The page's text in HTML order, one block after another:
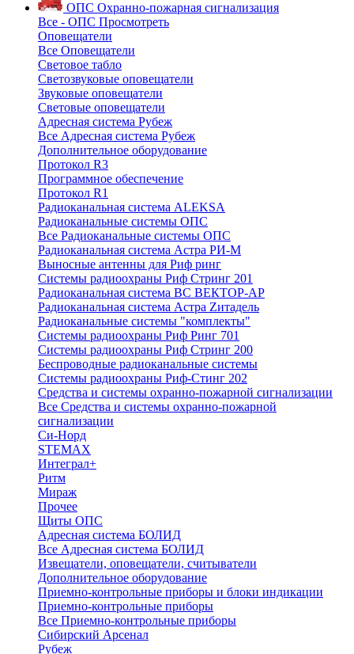
ОПС Охранно-пожарная сигнализация
Все - ОПС Просмотреть
Оповещатели
Все Оповещатели
Световое табло
Светозвуковые оповещатели
Звуковые оповещатели
Световые оповещатели
Адресная система Рубеж
Все Адресная система Рубеж
Дополнительное оборудование
Протокол R3
Программное обеспечение
Протокол R1
Радиоканальная система ALEKSA
Радиоканальные системы ОПС
Все Радиоканальные системы ОПС
Радиоканальная система Астра РИ-М
Выносные антенны для Риф ринг
Системы радиоохраны Риф Стринг 201
Радиоканальная система ВС ВЕКТОР-АР
Радиоканальная система Астра Zитадель
Радиоканальные системы "комплекты"
Системы радиоохраны Риф Ринг 701
Системы радиоохраны Риф Стринг 200
Беспроводные радиоканальные системы
Системы радиоохраны Риф-Стинг 202
Средства и системы охранно-пожарной сигнализации
Все Средства и системы охранно-пожарной
сигнализации
Си-Норд
STEMAX
Интеграл+
Ритм
Мираж
Прочее
Щиты ОПС
Адресная система БОЛИД
Все Адресная система БОЛИД
Извещатели, оповещатели, считыватели
Дополнительное оборудование
Приемно-контрольные приборы и блоки индикации
Приемно-контрольные приборы
Все Приемно-контрольные приборы
Сибирский Арсенал
Рубеж